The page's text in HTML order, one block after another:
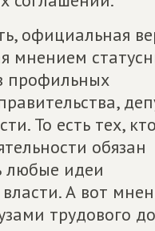
официальная
мнением
профильных
То есть тех,
обязан
любые идеи
А вот
трудового